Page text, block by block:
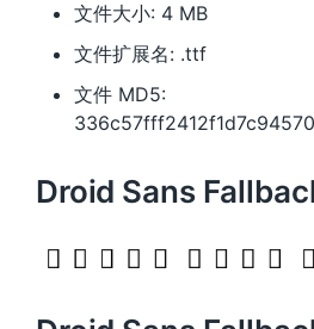
文件大小: 4 MB
文件扩展名: .ttf
文件 MD5:
Droid Sans